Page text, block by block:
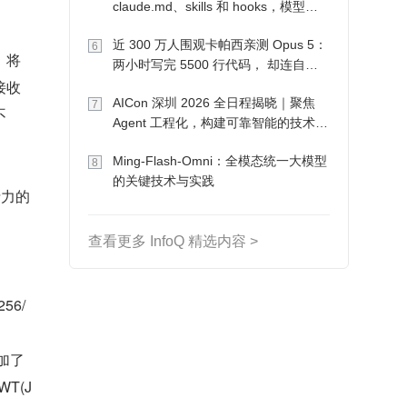
将
收
的
了
claude.md、skills 和 hooks，模型自
6
近 300 万人围观卡帕西亲测 Opus 5：
两小时写完 5500 行代码， 却连自己
7
AICon 深圳 2026 全日程揭晓｜聚焦
Agent 工程化，构建可靠智能的技术路
8
Ming-Flash-Omni：全模态统一大模型
的关键技术与实践
查看更多 InfoQ 精选内容 >